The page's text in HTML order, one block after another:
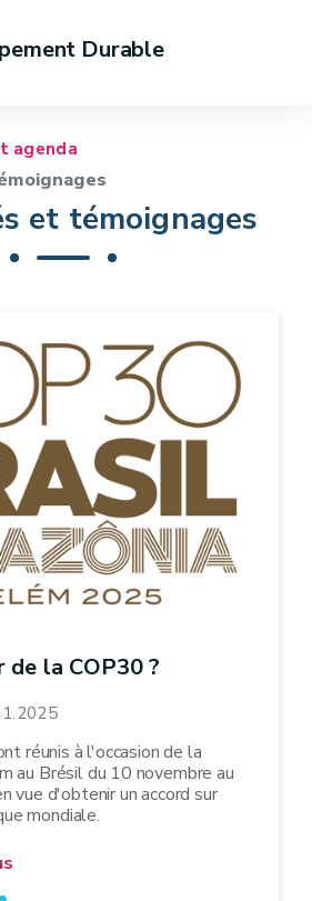
Durable
agenda
et témoignages
de la COP30 ?
réunis à l'occasion de la
au Brésil du 10 novembre au
vue d'obtenir un accord sur
mondiale.